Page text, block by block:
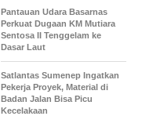
Pantauan Udara Basarnas
Perkuat Dugaan KM Mutiara
Sentosa II Tenggelam ke
Dasar Laut
Satlantas Sumenep Ingatkan
Pekerja Proyek, Material di
Badan Jalan Bisa Picu
Kecelakaan